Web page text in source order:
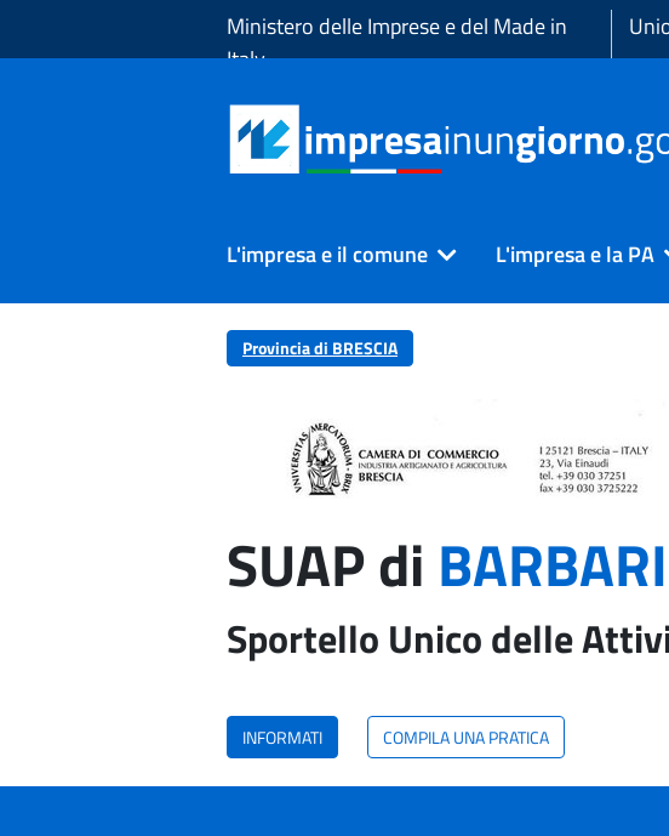
Ministero delle Imprese e del Made in
Italy
L'impresa e il comune L'impresa e la PA
Provincia di BRESCIA
SUAP di
Sportello Unico delle
INFORMATI COMPILA UNA PRATICA